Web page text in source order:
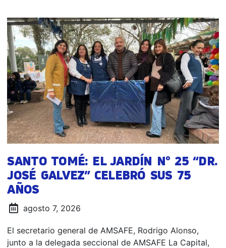
SANTO TOMÉ: EL JARDÍN N° 25 “DR.
JOSÉ GALVEZ” CELEBRÓ SUS 75
AÑOS
agosto 7, 2026
El secretario general de AMSAFE, Rodrigo Alonso,
junto a la delegada seccional de AMSAFE La Capital,